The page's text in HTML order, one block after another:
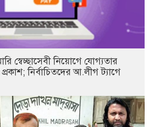
স্বেচ্ছাসেবী নিয়োগে যোগ্যতার
প্রকাশ; নির্বাচিতদের আ.লীগ ট্যাগে